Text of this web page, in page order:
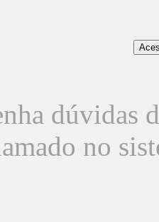
dúvidas
no